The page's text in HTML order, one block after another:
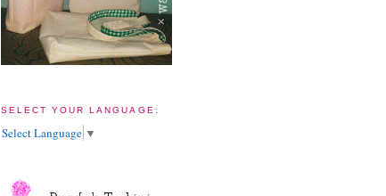
SELECT YOUR LANGUAGE:
Select Language ▼